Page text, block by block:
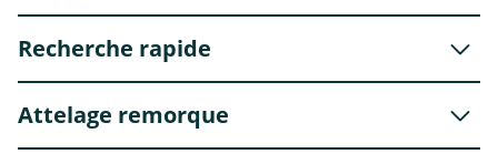
Recherche rapide
Attelage remorque